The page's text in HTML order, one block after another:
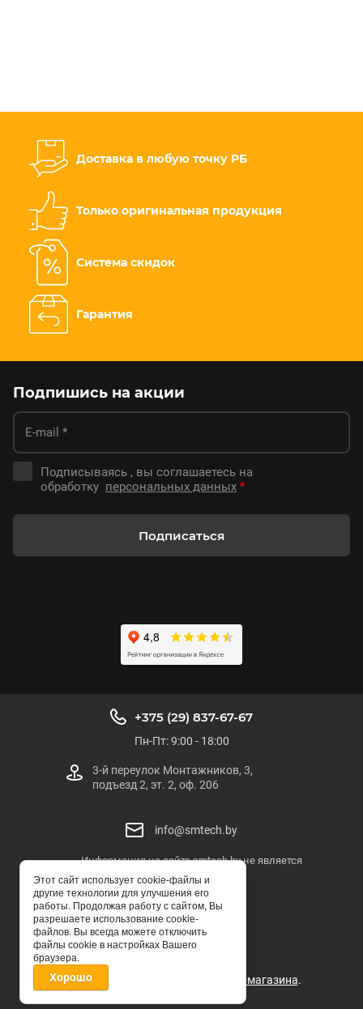
Доставка в любую точку РБ
Только оригинальная продукция
Система скидок
Гарантия
Подпишись на акции
Подписываясь , вы соглашаетесь на
обработку персональных данных *
Подписаться
SMTECH.BY
© ООО "СМТЕХ-БЕЛ"
+375 (29) 837-67-67
Пн-Пт: 9:00 - 18:00
3-й переулок Монтажников, 3,
подъезд 2, эт. 2, оф. 206
info@smtech.by
Информация на сайте smtech.by не является
публичной офертой
Мegagroup.by - создание интернет-магазина.
Этот сайт использует cookie-файлы и
другие технологии для улучшения его
работы. Продолжая работу с сайтом, Вы
разрешаете использование cookie-
файлов. Вы всегда можете отключить
файлы cookie в настройках Вашего
браузера.
Хорошо